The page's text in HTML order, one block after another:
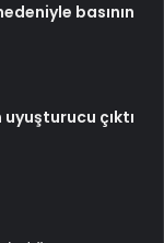
basının
çıktı